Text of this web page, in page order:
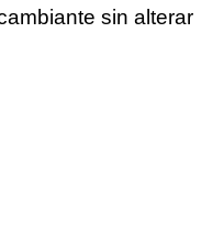
sin alterar